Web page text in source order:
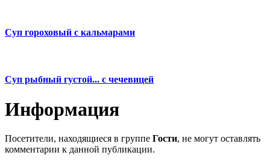
Суп гороховый с кальмарами
Суп рыбный густой... с чечевицей
Информация
Посетители, находящиеся в группе Гости, не могут оставлять
комментарии к данной публикации.